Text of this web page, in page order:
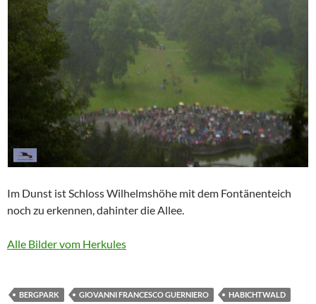
Im Dunst ist Schloss Wilhelmshöhe mit dem Fontänenteich
noch zu erkennen, dahinter die Allee.
Alle Bilder vom Herkules
BERGPARK GIOVANNI FRANCESCO GUERNIERO
HABICHTWALD